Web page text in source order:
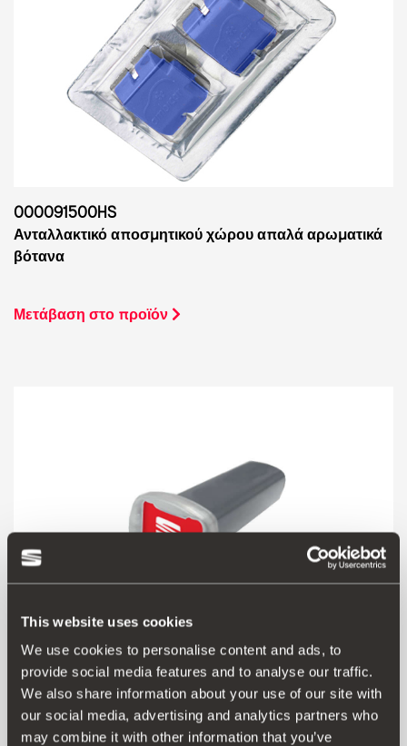
This website uses cookies
We use cookies to personalise content and ads, to
provide social media features and to analyse our traffic.
We also share information about your use of our site with
our social media, advertising and analytics partners who
may combine it with other information that you’ve
000091500HS
Ανταλλακτικό αποσμητικού χώρου απαλά αρωματικά
βότανα
Μετάβαση στο προϊόν
000091500M
Αποσμητικό χώρου με άρωμα Calima